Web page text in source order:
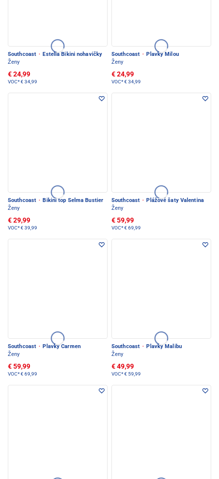
Southcoast · Estella Bikini nohavičky
Ženy
€ 24,99
VOC*€ 34,99
Southcoast · Plavky Milou
Ženy
€ 24,99
VOC*€ 34,99
Southcoast · Bikini top Selma Bustier
Ženy
€ 29,99
VOC*€ 39,99
Southcoast · Plážové šaty Valentina
Ženy
€ 59,99
VOC*€ 69,99
Southcoast · Plavky Carmen
Ženy
€ 59,99
VOC*€ 69,99
Southcoast · Plavky Malibu
Ženy
€ 49,99
VOC*€ 59,99